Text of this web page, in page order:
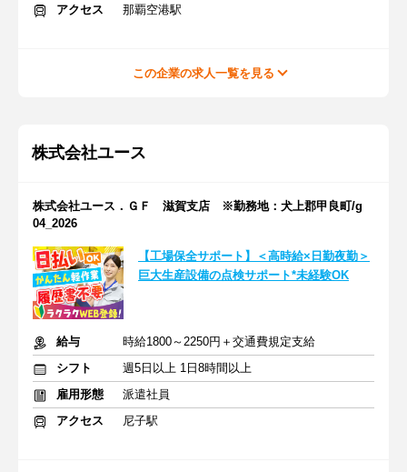
アクセス
那覇空港駅
この企業の求人一覧を見る
株式会社ユース
株式会社ユース．ＧＦ 滋賀支店 ※勤務地：犬上郡甲良町/g
04_2026
【工場保全サポート】＜高時給×日勤夜勤＞
巨大生産設備の点検サポート*未経験OK
給与
時給1800～2250円＋交通費規定支給
シフト
週5日以上 1日8時間以上
雇用形態
派遣社員
アクセス
尼子駅